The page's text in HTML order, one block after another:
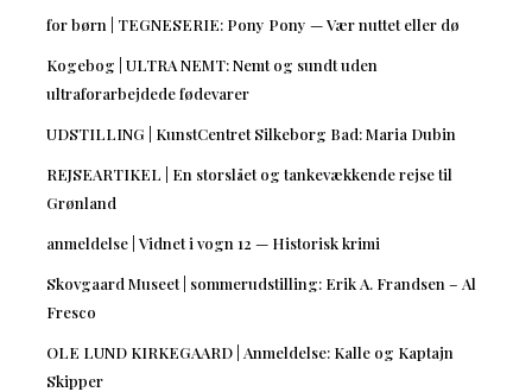
for børn | TEGNESERIE: Pony Pony — Vær nuttet eller dø
Kogebog | ULTRA NEMT: Nemt og sundt uden
ultraforarbejdede fødevarer
UDSTILLING | KunstCentret Silkeborg Bad: Maria Dubin
REJSEARTIKEL | En storslået og tankevækkende rejse til
Grønland
anmeldelse | Vidnet i vogn 12 — Historisk krimi
Skovgaard Museet | sommerudstilling: Erik A. Frandsen – Al
Fresco
OLE LUND KIRKEGAARD | Anmeldelse: Kalle og Kaptajn
Skipper